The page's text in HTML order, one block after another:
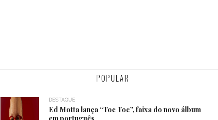
POPULAR
DESTAQUE
Ed Motta lança “Toc Toc”, faixa do novo álbum
em português